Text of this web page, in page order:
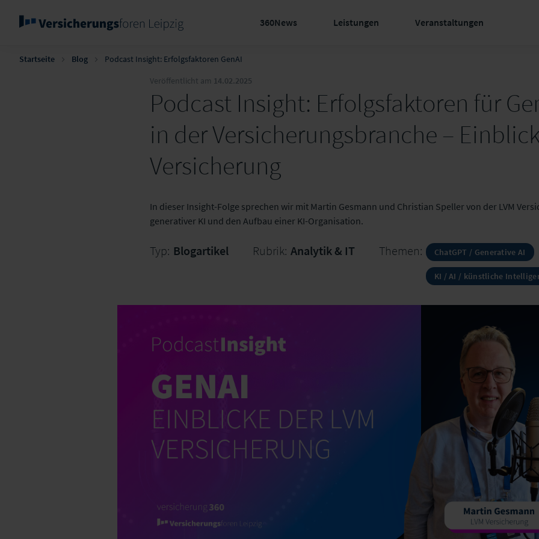
360News Leistungen Veranstaltungen
Startseite Blog
Podcast Insight: Erfolgsfaktoren GenAI
Veröffentlicht am 14.02.2025
Podcast Insight: Erfolgsfaktoren für
in der Versicherungsbranche –
Versicherung
In dieser Insight-Folge sprechen wir mit Martin Gesmann und Christian Speller von der LVM
generativer KI und den Aufbau einer KI-Organisation.
Typ: Blogartikel Rubrik: Analytik & IT Themen: ChatGPT / Generative AI
KI / AI / künstliche